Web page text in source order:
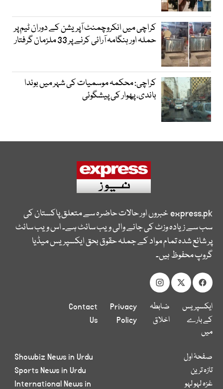
کراچی میں انکروچمنٹ آپریشن کے دوران ٹیم پر
حملہ اور ہنگامہ آرائی کرنے پر 33 ملزمان گرفتار
کراچی: محکمہ موسمیات کی شہر میں بوندا
باندی، پھوار کی پیشگوئی
express.pkخبروں اور حالات حاضرہ سے متعلق پاکستان کی
سب سے زیادہ وزٹ کی جانے والی ویب سائٹ ہے۔ اس ویب سائٹ
پر شائع شدہ تمام مواد کے جملہ حقوق بحق ایکسپریس میڈیا
گروپ محفوظ ہیں۔
ایکسپریس
کے بارے
میں
ضابطہ
اخلاق
Privacy
Policy
Contact
Us
صفحۂ اول
تازہ ترین
غزہ لہو لہو
Showbiz News in Urdu
Sports News in Urdu
International News in